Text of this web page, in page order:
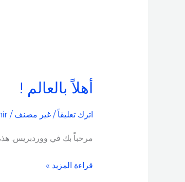
أهلاً بالعالم !
اترك تعليقاً / غير مصنف /
مرحباً بك في ووردبريس. هذه
أهلاً
قراءة المزيد »